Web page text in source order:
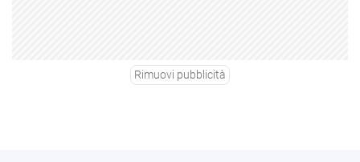
Rimuovi pubblicità